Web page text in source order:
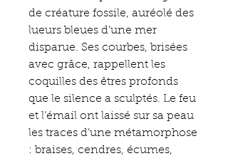
de créature fossile, auréolé des
lueurs bleues d’une mer
disparue. Ses courbes, brisées
avec grâce, rappellent les
coquilles des êtres profonds
que le silence a sculptés. Le feu
et l’émail ont laissé sur sa peau
les traces d’une métamorphose
: braises, cendres, écumes,